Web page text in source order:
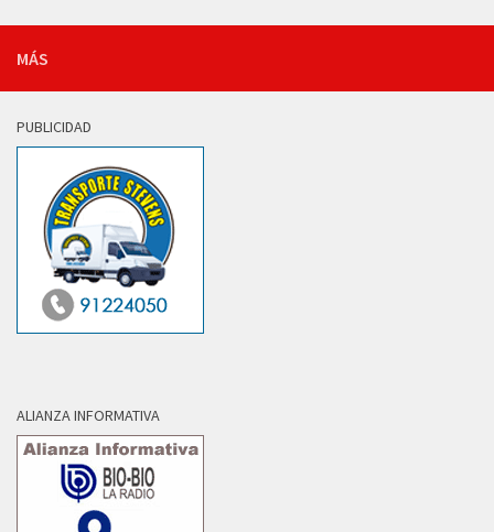
MÁS
PUBLICIDAD
ALIANZA INFORMATIVA